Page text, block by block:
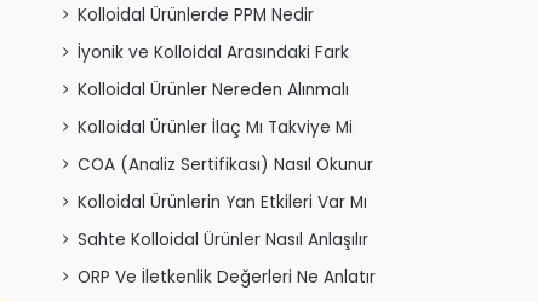
Kolloidal Ürünlerde PPM Nedir
İyonik ve Kolloidal Arasındaki Fark
Kolloidal Ürünler Nereden Alınmalı
Kolloidal Ürünler İlaç Mı Takviye Mi
COA (Analiz Sertifikası) Nasıl Okunur
Kolloidal Ürünlerin Yan Etkileri Var Mı
Sahte Kolloidal Ürünler Nasıl Anlaşılır
ORP Ve İletkenlik Değerleri Ne Anlatır